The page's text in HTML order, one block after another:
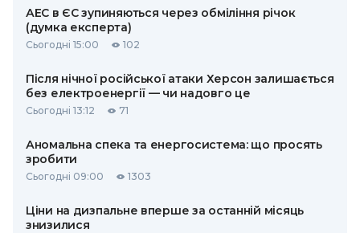
АЕС в ЄС зупиняються через обміління річок
(думка експерта)
Сьогодні 15:00 102
Після нічної російської атаки Херсон залишається
без електроенергії — чи надовго це
Сьогодні 13:12 71
Аномальна спека та енергосистема: що просять
зробити
Сьогодні 09:00 1303
Ціни на дизпальне вперше за останній місяць
знизилися